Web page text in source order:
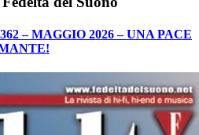
– MAGGIO 2026 – UNA PACE